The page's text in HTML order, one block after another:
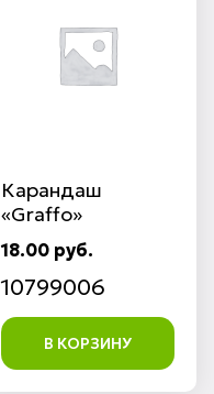
Карандаш
«Graffo»
18.00 руб.
10799006
В КОРЗИНУ